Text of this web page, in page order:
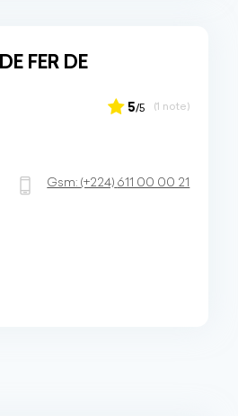
FER DE
5/5 (1 note)
Gsm:(+224) 611 00 00 21